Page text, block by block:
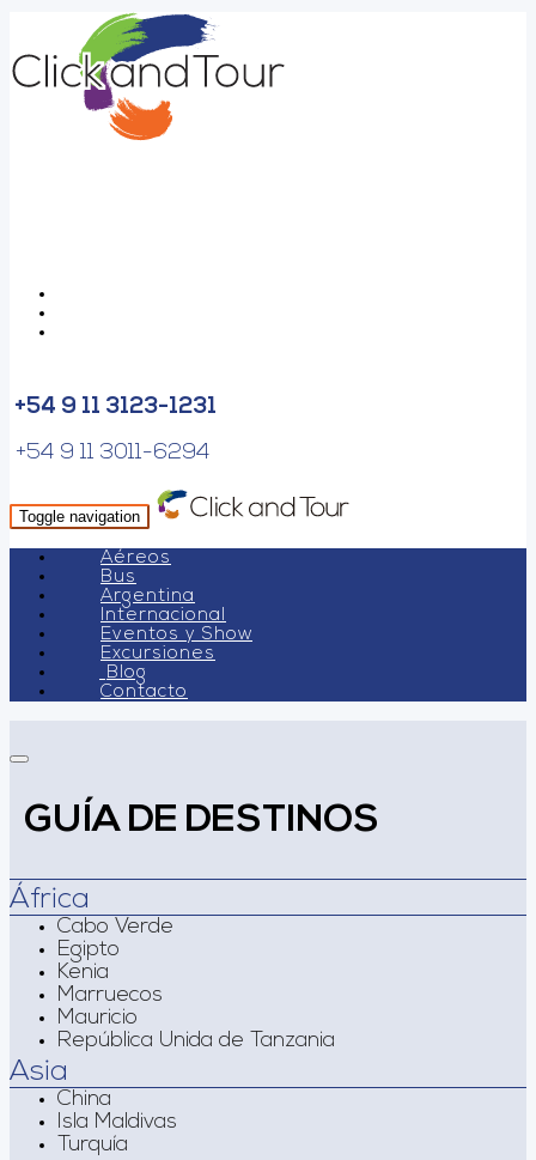
+54 9 11 3123-1231
+54 9 11 3011-6294
Toggle navigation
Aéreos
Bus
Argentina
Internacional
Eventos y Show
Excursiones
Blog
Contacto
GUÍA DE DESTINOS
África
Cabo Verde
Egipto
Kenia
Marruecos
Mauricio
República Unida de Tanzania
Asia
China
Isla Maldivas
Turquía